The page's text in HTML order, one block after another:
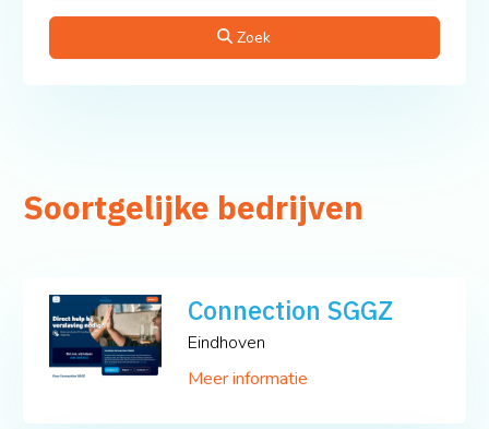
Zoek
Soortgelijke bedrijven
Connection SGGZ
Eindhoven
Meer informatie